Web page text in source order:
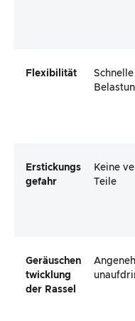
Flexibilität
Erstickungs
gefahr
Keine
Teile
Geräuschen
twicklung
der Rassel